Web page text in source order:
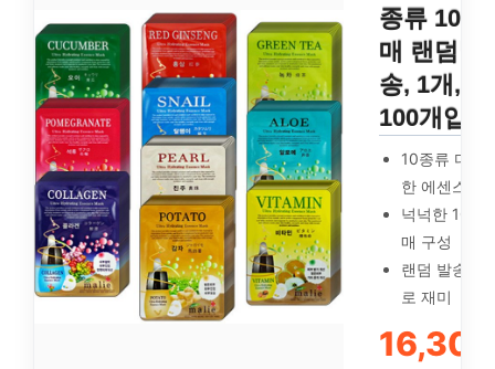
종류 100
매 랜덤발
송, 1개,
100개입
10종류 다양
한 에센스
넉넉한 100
매 구성
랜덤 발송으
로 재미
16,300